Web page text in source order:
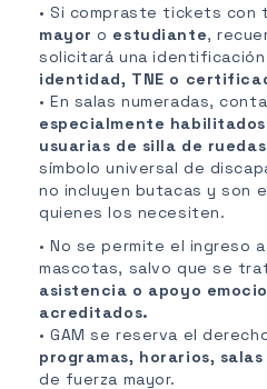
• Si compraste tickets con
mayoro estudiante,
solicitará una identificación
identidad, TNE o
• En salas numeradas,
especialmente
usuarias de silla de ruedas
símbolo universal de
no incluyen butacas y son
quienes los necesiten.
• No se permite el ingreso
mascotas, salvo que se
asistencia o apoyo
acreditados.
• GAM se reserva el
programas, horarios,
de fuerza mayor.